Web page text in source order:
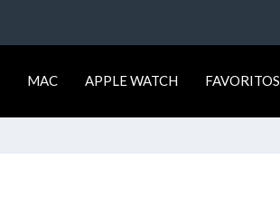
MAC APPLE WATCH FAVORITOS